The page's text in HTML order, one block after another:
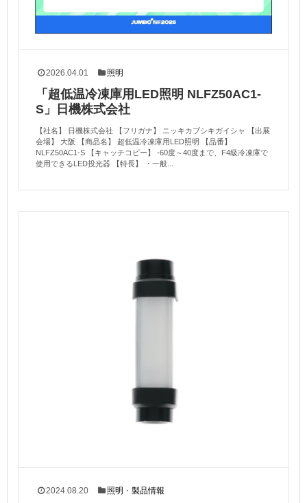
2026.04.01 照明
「超低温冷凍庫用LED照明 NLFZ50AC1-
S」日機株式会社
【社名】 日機株式会社 【フリガナ】 ニッキカブシキガイシャ 【出展
会場】 大阪 【商品名】 超低温冷凍庫用LED照明 【品番】
NLFZ50AC1-S 【キャッチコピー】 -60度～40度まで、F4級冷凍庫で
使用できるLED投光器 【特長】 ・一般...
2024.08.20 照明 ・製品情報